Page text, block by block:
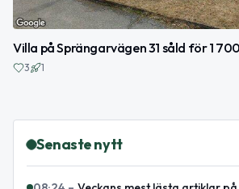
Villa på Sprängarvägen 31 såld för 1
3 1
Senaste nytt